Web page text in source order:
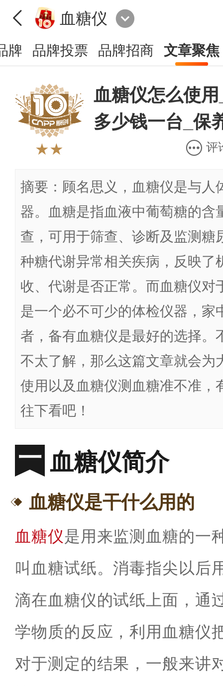
血糖仪
牌 品牌投票 品牌招商 文章聚焦
★★
血糖仪怎么使
多少钱一台_保
评
摘要：顾名思义，血糖仪是与人
器。血糖是指血液中葡萄糖的含
查，可用于筛查、诊断及监测糖
种糖代谢异常相关疾病，反映了
收、代谢是否正常。而血糖仪对
是一个必不可少的体检仪器，家
者，备有血糖仪是最好的选择。
不太了解，那么这篇文章就会为
使用以及血糖仪测血糖准不准，
往下看吧！
血糖仪简介
血糖仪是干什么用的
血糖仪是用来监测血糖的一
叫血糖试纸。消毒指尖以后
滴在血糖仪的试纸上面，通
学物质的反应，利用血糖仪
对于测定的结果，一般来讲